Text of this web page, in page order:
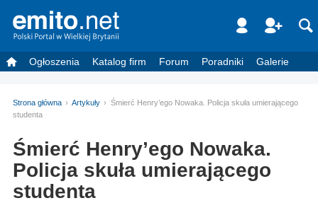
Ogłoszenia Katalog firm Forum Poradniki Galerie
Strona główna Artykuły
Śmierć Henry’ego Nowaka. Policja skuła umierającego
studenta
Śmierć Henry’ego Nowaka.
Policja skuła umierającego
studenta